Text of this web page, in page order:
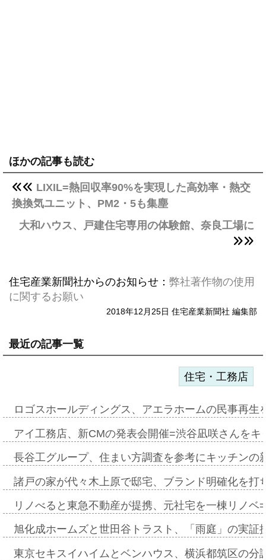
ほかの記事も読む
LIXIL=熱回収率90%を実現した高効率・熱交
換換気ユニット、PM2・5も集塵
大和ハウス、戸建住宅専用の体験館、奈良工場に
住宅産業新聞社からのお知らせ： 弊社著作物の使用
に関するお願い
2018年12月25日 住宅産業新聞社 編集部
最近の記事一覧
住宅・工務店
ロゴスホールディングス、アエラホームの民事再
アイ工務店、新CMの発表会開催=渋谷凪咲さんを
長谷工グループ、住まい方調査を参考にキッチン
諸戸の家が代々木上原で邸宅、ブランド明確化を
リノべると東急不動産が提携、元社宅を一棟リノ
旭化成ホームズと世田谷トラスト、「雨庭」の実
東京セキスイハイムとベンハウス、横浜都筑区の